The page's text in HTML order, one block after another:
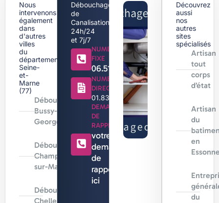
Nous
intervenons
également
dans
d'autres
villes
du
département
Seine-
et-
Marne
(77)
Débouchage
Bussy-Saint-
Georges
Débouchage
Champs-
sur-Marne
Débouchage
Chelles
Débouchage
de
Canalisation
24h/24
et 7j/7
NUMERO
FIXE
06.51.44.18.71
NUMERO
DIRECT
01.83.88.96.96
DEMANDE
DE
RAPPEL
votre
demande
de
rappel
ici
Découvrez
aussi
nos
autres
sites
spécialisés
Artisan
tout
corps
d’état
Artisan
du
en
du